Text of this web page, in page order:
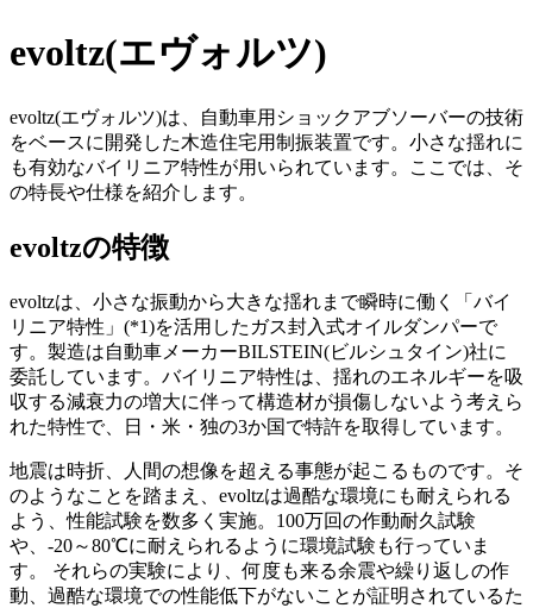
evoltz(エヴォルツ)
evoltz(エヴォルツ)は、自動車用ショックアブソーバーの技術
をベースに開発した木造住宅用制振装置です。小さな揺れに
も有効なバイリニア特性が用いられています。ここでは、そ
の特長や仕様を紹介します。
evoltzの特徴
evoltzは、小さな振動から大きな揺れまで瞬時に働く
「バイ
リニア特性」(*1)を活用したガス封入式オイルダンパーで
す。製造は自動車メーカーBILSTEIN(ビルシュタイン)社に
委託しています。バイリニア特性は、 揺れのエネルギーを吸
収する減衰力の増大に伴って構造材が損傷しないよう考えら
れた特性で、日・米・独の3か国で特許を取得しています。
地震は時折、人間の想像を超える事態が起こるものです。そ
のようなことを踏まえ、evoltzは過酷な環境にも耐えられる
よう、性能試験を数多く実施。100万回の作動耐久試験
や、-20～80℃に耐えられるように環境試験も行っていま
す。 それらの実験により、何度も来る余震や繰り返しの作
動、過酷な環境での性能低下がないことが証明されているた